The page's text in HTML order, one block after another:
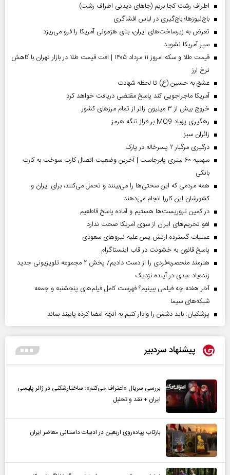
اطراف رشت کجا بریم (جاهای دیدنی اطراف رشت)
باج‌نیوزها؛ باج‌گیری در لباس افشاگری
تعرض به زیرساخت‌های ایران، بنای هژمونی آمریکا را فرو می‌ریزد
سپر آمریکا نشوید
قیمت طلا و سکه امروز ۱۱ مرداد ۱۴۰۵ | افت قیمت طلا در بازار تهران با کاهش
نرخ ارز
عشق به حسین (ع) تا لحظه شهادت
آمریکا ماجراجویی کند پاسخ مقتضی دریافت خواهد کرد
خروج بیش از ۳ میلیون زائر از تمام مرز‌های کشور
رهگیری پهپاد MQ9 بر فراز تنگه هرمز
‌زائران سبز
درگیری مرگبار ۲ پسرخاله در پارک
سهمیه ۶۰ لیتری پابرجاست | آخرین وضعیت اتصال کارت سوخت به کارت
بانکی
همه مردمی که این سختی‌ها را می‌بینند و تحمل می‌کنند، برای ایران و
کشورشان این کاررا انجام می‌دهند
در کمین تروریست‌ها هستیم و آماده پاسخ قاطعیم
لغو تحریم‌های ایران از سوی آمریکا صحت ندارد
عملیات گسترده ارتش یمن علیه نیروهای سعودی
پاسخ قانون به خشونت در قاب اینستاگرام
هنرمند منحصر‌به‌فردی را از دست دادیم/ پخش ۲ مجموعه تلویزیونی جدید
زنده‌یاد عبدی در آینده نزدیک
آخر هفته چه فیلمی ببینیم؟ فهرست کامل فیلم‌های پنجشنبه و جمعه
شبکه‌های سیما
پزشکیان: باید دشمن را وادار کنیم به آنچه امضا کرده پایبند بماند
پیشنهاد سردبیر
بررسی سریال «اعتراف می‌کنم»؛ ساختارشکنی در ژانر پلیسی
ایران + نقد و تحلیل
بازتاب پیاده‌روی اربعین در ادبیات داستانی معاصر ایران